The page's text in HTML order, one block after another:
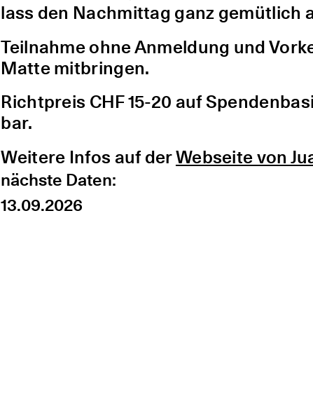
lass den Nachmittag ganz gemütlich
Teilnahme ohne Anmeldung und
Matte mitbringen.
Richtpreis CHF 15-20 auf
bar.
Weitere Infos auf derWebseite von
nächste Daten:
13.09.2026